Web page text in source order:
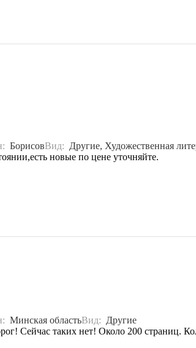
БорисовВид: Другие, Художественная
новые по цене уточняйте.
Минская областьВид: Другие
Сейчас таких нет! Около 200 страниц.